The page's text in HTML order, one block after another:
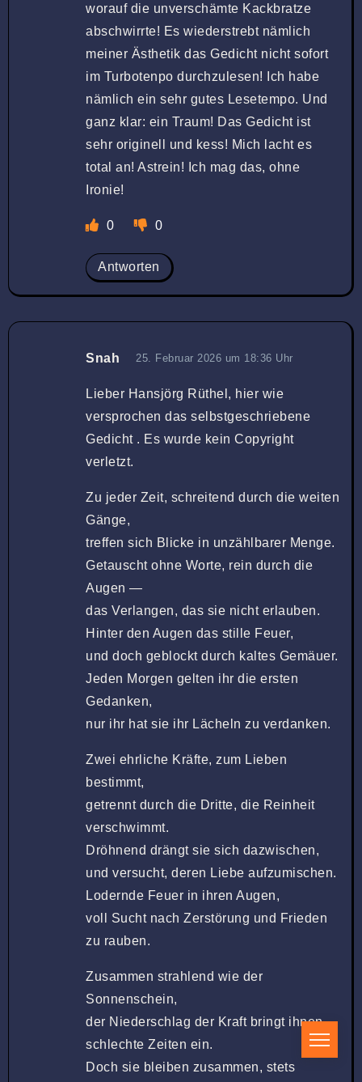
worauf die unverschämte Kackbratze
abschwirrte! Es wiederstrebt nämlich
meiner Ästhetik das Gedicht nicht sofort
im Turbotenpo durchzulesen! Ich habe
nämlich ein sehr gutes Lesetempo. Und
ganz klar: ein Traum! Das Gedicht ist
sehr originell und kess! Mich lacht es
total an! Astrein! Ich mag das, ohne
Ironie!
0 0
Antworten
Snah 25. Februar 2026 um 18:36 Uhr
Lieber Hansjörg Rüthel, hier wie
versprochen das selbstgeschriebene
Gedicht . Es wurde kein Copyright
verletzt.
Zu jeder Zeit, schreitend durch die weiten
Gänge,
treffen sich Blicke in unzählbarer Menge.
Getauscht ohne Worte, rein durch die
Augen —
das Verlangen, das sie nicht erlauben.
Hinter den Augen das stille Feuer,
und doch geblockt durch kaltes Gemäuer.
Jeden Morgen gelten ihr die ersten
Gedanken,
nur ihr hat sie ihr Lächeln zu verdanken.
Zwei ehrliche Kräfte, zum Lieben
bestimmt,
getrennt durch die Dritte, die Reinheit
verschwimmt.
Dröhnend drängt sie sich dazwischen,
und versucht, deren Liebe aufzumischen.
Lodernde Feuer in ihren Augen,
voll Sucht nach Zerstörung und Frieden
zu rauben.
Zusammen strahlend wie der
Sonnenschein,
der Niederschlag der Kraft bringt ihnen
schlechte Zeiten ein.
Doch sie bleiben zusammen, stets